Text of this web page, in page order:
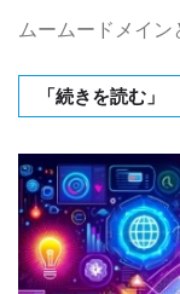
ムームードメイ
「続きを読む」